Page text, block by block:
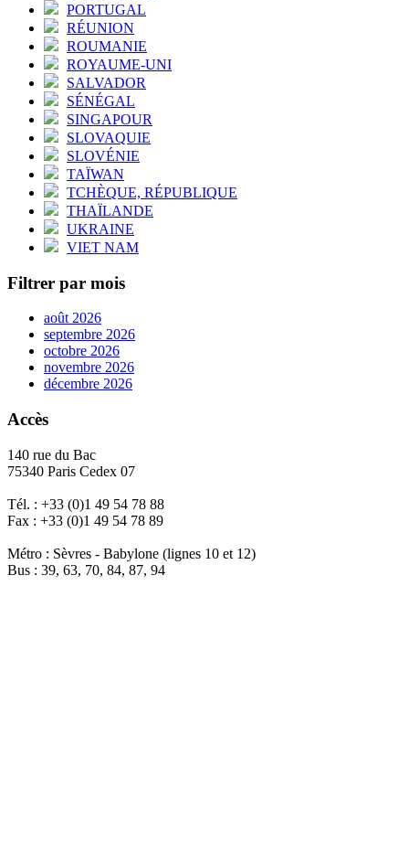
PORTUGAL
RÉUNION
ROUMANIE
ROYAUME-UNI
SALVADOR
SÉNÉGAL
SINGAPOUR
SLOVAQUIE
SLOVÉNIE
TAÏWAN
TCHÈQUE, RÉPUBLIQUE
THAÏLANDE
UKRAINE
VIET NAM
Filtrer par mois
août 2026
septembre 2026
octobre 2026
novembre 2026
décembre 2026
Accès
140 rue du Bac
75340 Paris Cedex 07
Tél. : +33 (0)1 49 54 78 88
Fax : +33 (0)1 49 54 78 89
Métro : Sèvres - Babylone (lignes 10 et 12)
Bus : 39, 63, 70, 84, 87, 94